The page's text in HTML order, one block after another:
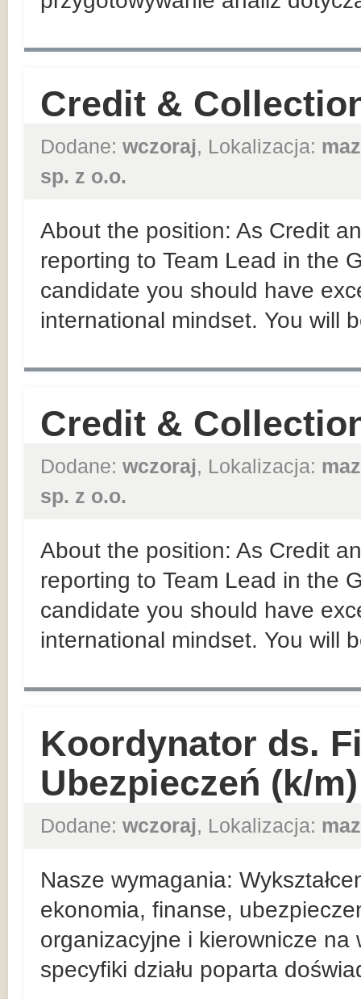
Credit &
Dodane: wczoraj, Lokalizacja:
sp. z o.o.
About the position: As Credit
reporting to Team Lead in the
candidate you should have
international mindset. You will
Credit &
Dodane: wczoraj, Lokalizacja:
sp. z o.o.
About the position: As Credit
reporting to Team Lead in the
candidate you should have
international mindset. You will
Koordynator ds.
Ubezpieczeń (k/m)
Dodane: wczoraj, Lokalizacja:
Nasze wymagania:
ekonomia, finanse,
organizacyjne i kierownicze
specyfiki działu poparta